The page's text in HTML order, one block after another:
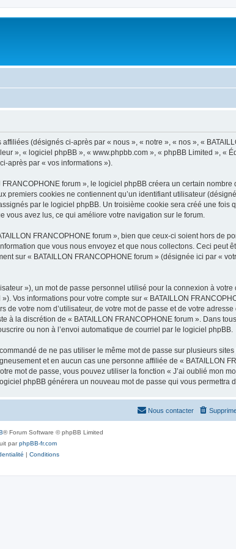
(désignés ci-après par « nous », « notre », « nos », «
», « logiciel phpBB », « www.phpbb.com », « phpBB Limited », «
après par « vos informations »).
forum », le logiciel phpBB créera un certain
cookies ne contiennent qu’un identifiant utilisateur
par le logiciel phpBB. Un troisième cookie sera créé une fois
vous avez lus, ce qui améliore votre navigation sur le forum.
FRANCOPHONE forum », bien que ceux-ci soient hors de
que vous nous envoyez et que nous collectons. Ceci peut
sur « BATAILLON FRANCOPHONE forum » (désignée ici par «
»), un mot de passe personnel utilisé pour la connexion à
Vos informations pour votre compte sur « BATAILLON
votre nom d’utilisateur, de votre mot de passe et de votre
à la discrétion de « BATAILLON FRANCOPHONE forum ». Dans
ou non à l’envoi automatique de courriel par le logiciel phpBB.
de ne pas utiliser le même mot de passe sur plusieurs
et en aucun cas une personne affiliée de « BATAILLON
mot de passe, vous pouvez utiliser la fonction « J’ai oublié mon
phpBB générera un nouveau mot de passe qui vous permettra
Nous contacter
® Forum Software © phpBB Limited
parphpBB-fr.com
| Conditions